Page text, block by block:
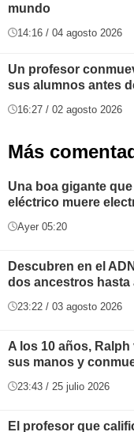
mundo
14:16 / 04 agosto 2026
Un profesor
sus alumnos antes
16:27 / 02 agosto 2026
Más
Una boa gigante
eléctrico muere
Ayer 05:20
Descubren en el
dos ancestros
23:22 / 03 agosto 2026
A los 10 años,
sus manos y
23:43 / 25 julio 2026
El profesor que